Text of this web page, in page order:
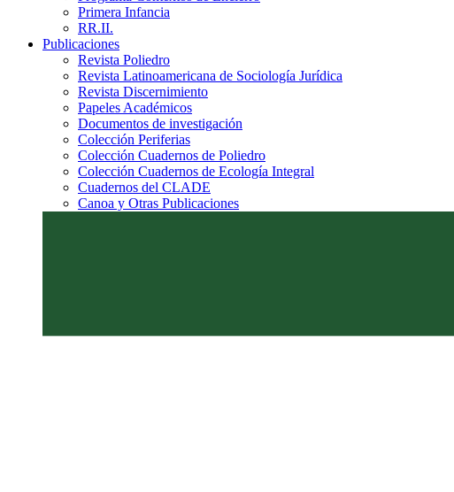
Primera Infancia
RR.II.
Publicaciones
Revista Poliedro
Revista Latinoamericana de Sociología Jurídica
Revista Discernimiento
Papeles Académicos
Documentos de investigación
Colección Periferias
Colección Cuadernos de Poliedro
Colección Cuadernos de Ecología Integral
Cuadernos del CLADE
Canoa y Otras Publicaciones